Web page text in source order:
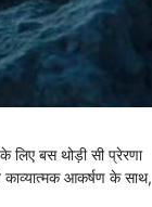
बस थोड़ी सी प्रेरणा
आकर्षण के साथ,